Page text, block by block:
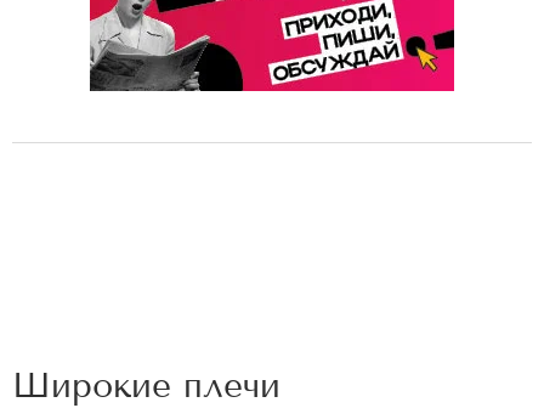
Широкие плечи